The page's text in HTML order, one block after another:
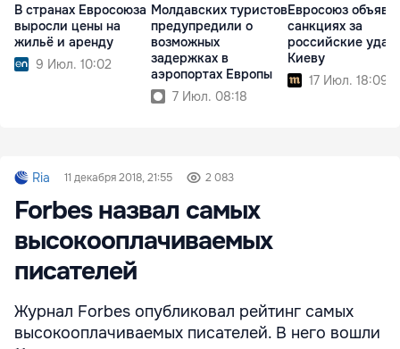
В странах Евросоюза
выросли цены на
жильё и аренду
9 Июл. 10:02
Молдавских туристов
предупредили о
возможных
задержках в
аэропортах Европы
7 Июл. 08:18
Евросоюз
санкциях за
российские
Киеву
17 Июл. 18:09
Ria 11 декабря 2018, 21:55 2 083
Forbes назвал самых
высокооплачиваемых
писателей
Журнал Forbes опубликовал рейтинг самых
высокооплачиваемых писателей. В него вошли